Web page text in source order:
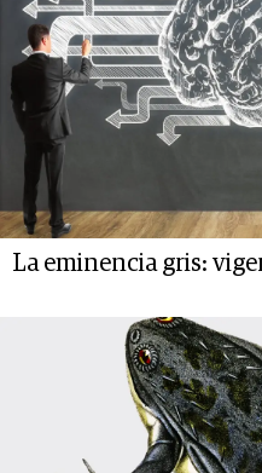
La eminencia gris: